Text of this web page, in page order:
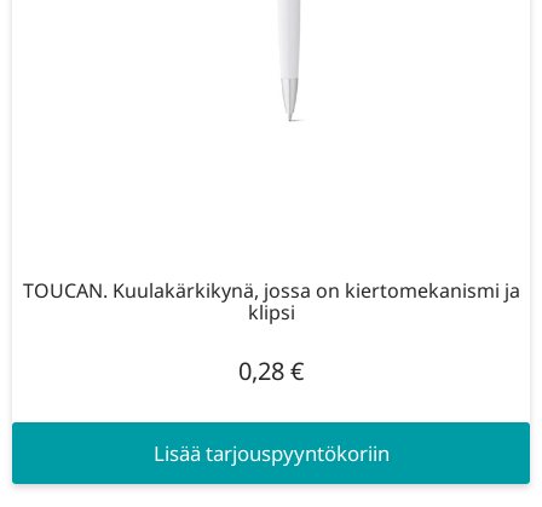
TOUCAN. Kuulakärkikynä, jossa on kiertomekanismi ja
klipsi
0,28€
Lisää tarjouspyyntökoriin